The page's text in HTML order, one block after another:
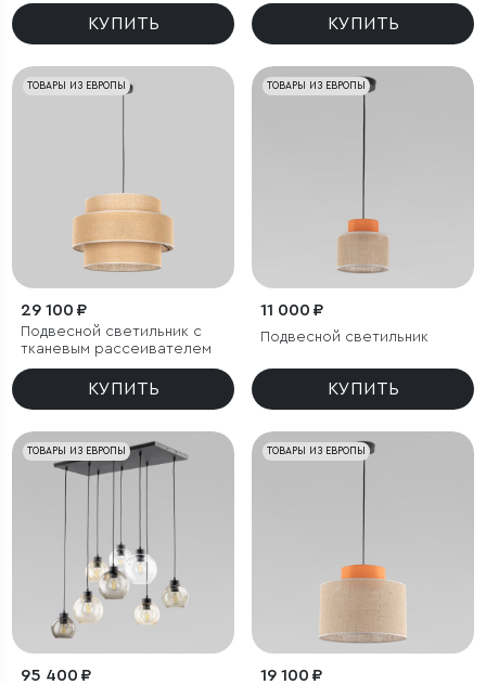
КУПИТЬ КУПИТЬ
ТОВАРЫ ИЗ ЕВРОПЫ
29 100 ₽
Подвесной светильник с
тканевым рассеивателем
КУПИТЬ
ТОВАРЫ ИЗ ЕВРОПЫ
11 000 ₽
Подвесной светильник
КУПИТЬ
ТОВАРЫ ИЗ ЕВРОПЫ
95 400 ₽
ТОВАРЫ ИЗ ЕВРОПЫ
19 100 ₽